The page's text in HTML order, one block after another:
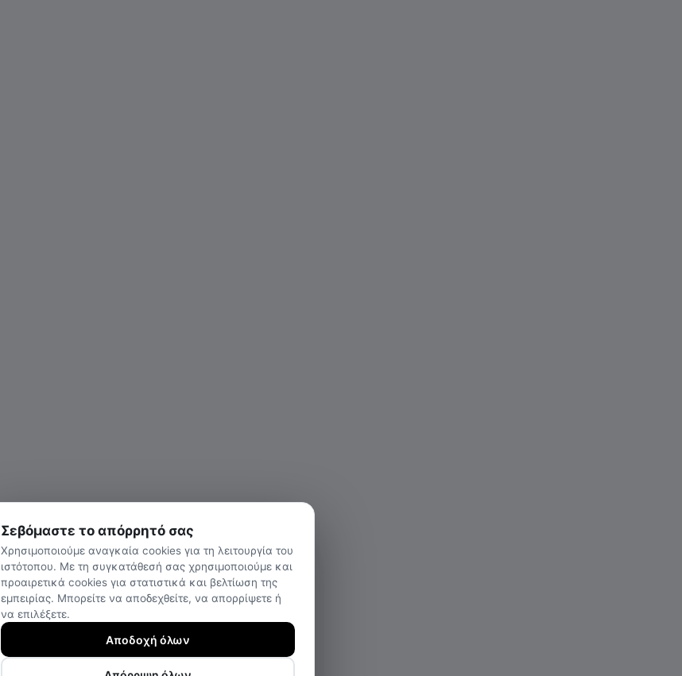
Σεβόμαστε το απόρρητό σας
Χρησιμοποιούμε αναγκαία cookies για τη λειτουργία του
ιστότοπου. Με τη συγκατάθεσή σας χρησιμοποιούμε και
προαιρετικά cookies για στατιστικά και βελτίωση της
εμπειρίας. Μπορείτε να αποδεχθείτε, να απορρίψετε ή
να επιλέξετε.
Αποδοχή όλων